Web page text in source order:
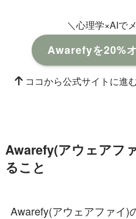
＼心理学×AIで
Awarefyを20%
ココから公式サイトに進
Awarefy(アウェアフ
ること
Awarefy(アウェアファイ)